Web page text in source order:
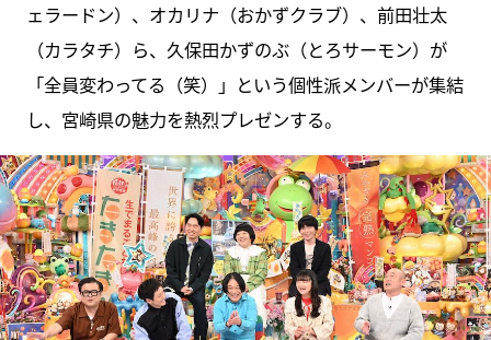
ェラードン）、オカリナ（おかずクラブ）、前田壮太
（カラタチ）ら、久保田かずのぶ（とろサーモン）が
「全員変わってる（笑）」という個性派メンバーが集結
し、宮崎県の魅力を熱烈プレゼンする。